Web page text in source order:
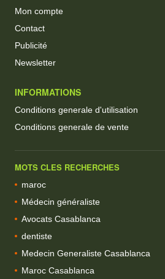
Mon compte
Contact
Publicité
Newsletter
INFORMATIONS
Conditions generale d'utilisation
Conditions generale de vente
MOTS CLES RECHERCHES
maroc
Médecin généraliste
Avocats Casablanca
dentiste
Medecin Generaliste Casablanca
Maroc Casablanca